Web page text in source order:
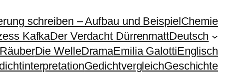
schreiben – Aufbau und BeispielChemie
KafkaDer Verdacht DürrenmattDeutsch
Die WelleDramaEmilia GalottiEnglisch
GedichtvergleichGeschichte